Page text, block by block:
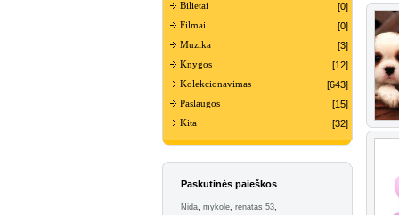
Bilietai [0]
Filmai [0]
Muzika [3]
Knygos [12]
Kolekcionavimas [643]
Paslaugos [15]
Kita [32]
Paskutinės paieškos
Nida, mykole, renatas 53,